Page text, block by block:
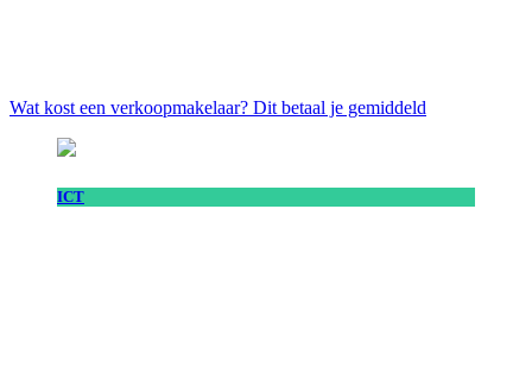
Wat kost een verkoopmakelaar? Dit betaal je gemiddeld
ICT